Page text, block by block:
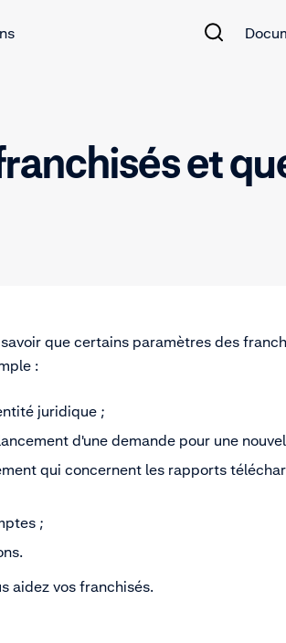
et
que certains paramètres des
:
juridique ;
d'une demande pour une
qui concernent les rapports
;
aidez vos franchisés.